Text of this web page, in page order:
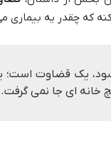
که چقدر یه بیماری
یک قضاوت است؛
خانه ای جا نمی